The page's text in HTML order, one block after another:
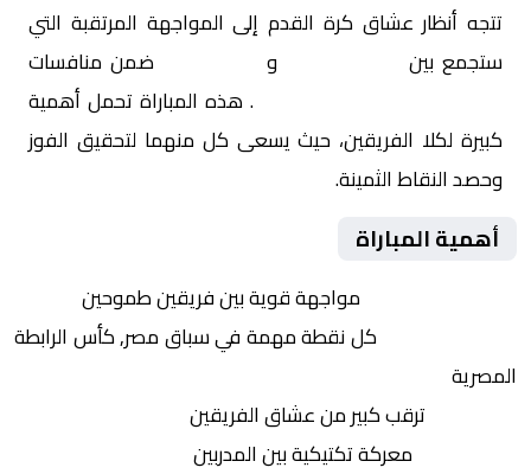
تتجه أنظار عشاق كرة القدم إلى المواجهة المرتقبة التي
ستجمع بين
والإسماعيلي
ضمن منافسات
. هذه المباراة تحمل أهمية
كبيرة لكلا الفريقين، حيث يسعى كل منهما لتحقيق الفوز
وحصد النقاط الثمينة.
أهمية المباراة
مواجهة قوية بين فريقين طموحين
كل نقطة مهمة في سباق مصر, كأس الرابطة
المصرية
ترقب كبير من عشاق الفريقين
معركة تكتيكية بين المدربين